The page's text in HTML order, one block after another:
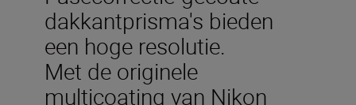
dakkantprisma's bieden
een hoge resolutie.
Met de originele
multicoating van Nikon